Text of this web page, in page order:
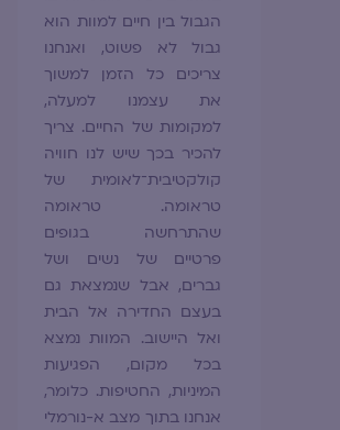
הגבול בין חיים למוות הוא
גבול לא פשוט, ואנחנו
צריכים כל הזמן למשוך
את עצמנו למעלה,
למקומות של החיים. צריך
להכיר בכך שיש לנו חוויה
קולקטיבית־לאומית של
טראומה. טראומה
שהתרחשה בגופים
פרטיים של נשים ושל
גברים, אבל שנמצאת גם
בעצם החדירה אל הבית
ואל היישוב. המוות נמצא
בכל מקום, הפגיעות
המיניות, החטיפות. כלומר,
אנחנו בתוך מצב א-נורמלי